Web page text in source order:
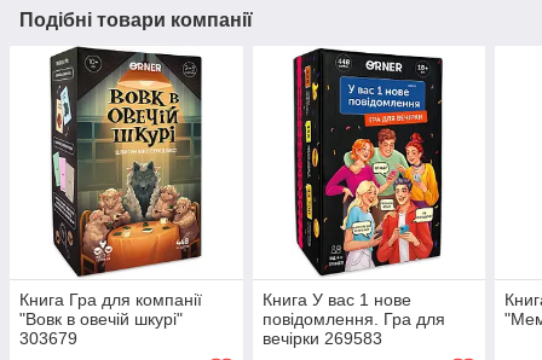
Подібні товари компанії
Книга Гра для компанії
"Вовк в овечій шкурі"
303679
Книга У вас 1 нове
повідомлення. Гра для
вечірки 269583